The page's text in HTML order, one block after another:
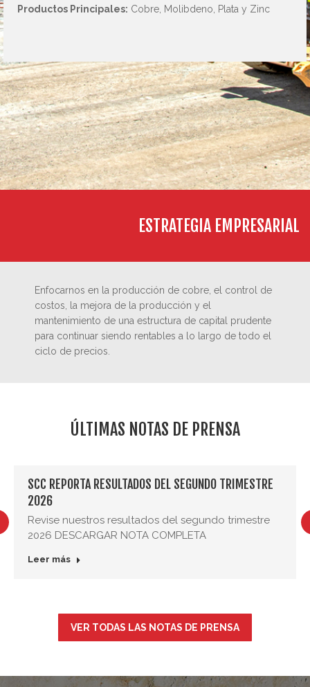
Productos Principales: Cobre, Molibdeno, Plata y Zinc
ESTRATEGIA EMPRESARIAL
Enfocarnos en la producción de cobre, el control de
costos, la mejora de la producción y el
mantenimiento de una estructura de capital prudente
para continuar siendo rentables a lo largo de todo el
ciclo de precios.
ÚLTIMAS NOTAS DE PRENSA
SCC REPORTA RESULTADOS DEL SEGUNDO TRIMESTRE
2026
Revise nuestros resultados del segundo trimestre
2026 DESCARGAR NOTA COMPLETA
Leer más
VER TODAS LAS NOTAS DE PRENSA